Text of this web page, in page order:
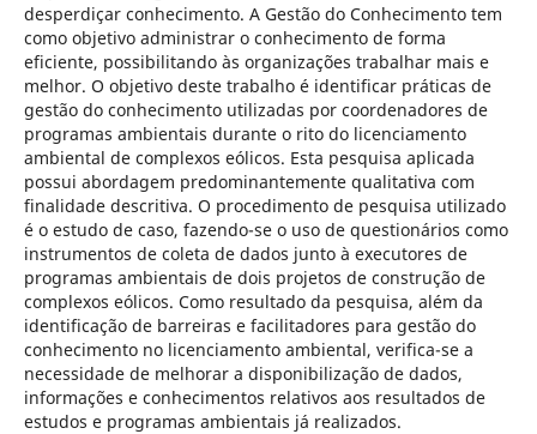
desperdiçar conhecimento. A Gestão do Conhecimento tem
como objetivo administrar o conhecimento de forma
eficiente, possibilitando às organizações trabalhar mais e
melhor. O objetivo deste trabalho é identificar práticas de
gestão do conhecimento utilizadas por coordenadores de
programas ambientais durante o rito do licenciamento
ambiental de complexos eólicos. Esta pesquisa aplicada
possui abordagem predominantemente qualitativa com
finalidade descritiva. O procedimento de pesquisa utilizado
é o estudo de caso, fazendo-se o uso de questionários como
instrumentos de coleta de dados junto à executores de
programas ambientais de dois projetos de construção de
complexos eólicos. Como resultado da pesquisa, além da
identificação de barreiras e facilitadores para gestão do
conhecimento no licenciamento ambiental, verifica-se a
necessidade de melhorar a disponibilização de dados,
informações e conhecimentos relativos aos resultados de
estudos e programas ambientais já realizados.